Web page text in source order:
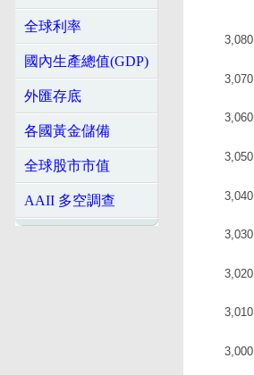
全球利率
國內生產總值(GDP)
外匯存底
各國黃金儲備
全球股市市值
AAII 多空調查
3,000
3,010
3,020
3,030
3,040
3,050
3,060
3,070
3,080